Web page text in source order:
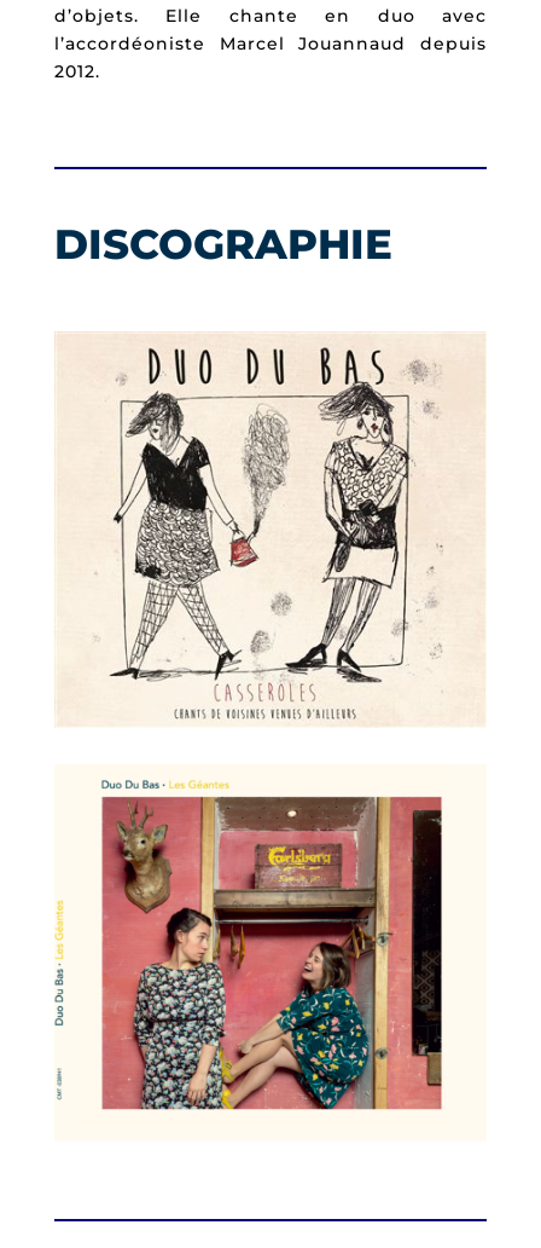
d’objets. Elle chante en duo avec
l’accordéoniste Marcel Jouannaud depuis
2012.
DISCOGRAPHIE